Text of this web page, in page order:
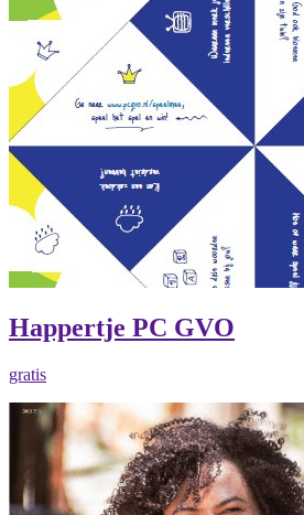
Happertje PC GVO
gratis